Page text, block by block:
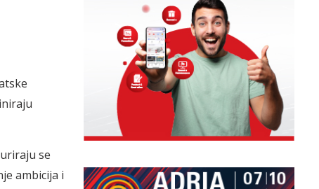
se
ambicija i